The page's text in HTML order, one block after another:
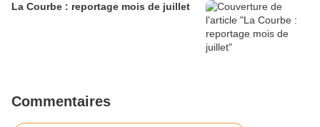
La Courbe : reportage mois de juillet
Commentaires